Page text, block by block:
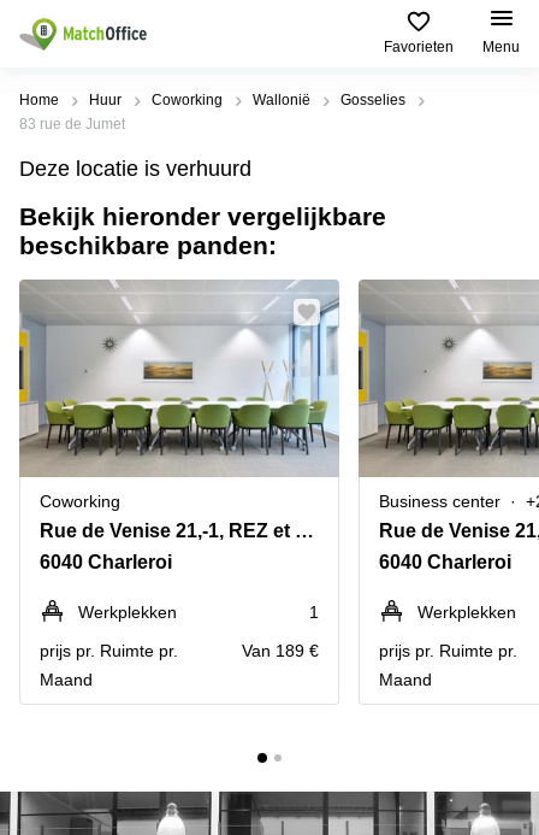
Favorieten Menu
Huur & verhuur
Soorten
commerciële
Kantoor
Business
Coworking
huren
Vergaderzaal
huren
Virtueel
huren
Populaire
Steden
Gent
Brugge
Diegem
Dilbeek
Doornik
Mechelen
Elsene
Brugge
Herentals
Aalst
Populaire
zoekopdrachten
Kantoor
te huur
Bedrijvencentrum
Sint-Pieters-
Leeuw
Kantoor
te huur in
ruimtes te
Gent
Gent
Hulp
Over ons
Registreer uw kantoor
Prijs
Log in
Kies een taal
Frans
Home Huur Coworking Wallonië
Gosselies
83 rue de Jumet
Deze locatie is verhuurd
Bekijk hieronder vergelijkbare
beschikbare panden:
Coworking
Rue de Venise 21,-1, REZ et REZ+1 étage
6040 Charleroi
Werkplekken
1
prijs pr. Ruimte pr.
Maand
Van 189 €
Business center
6040 Charleroi
Werkplekken
prijs pr. Ruimte pr.
Maand
Description Feiten & Faciliteiten